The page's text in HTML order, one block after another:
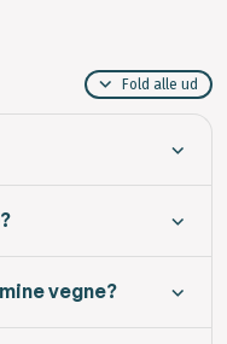
Fold alle ud
vegne?